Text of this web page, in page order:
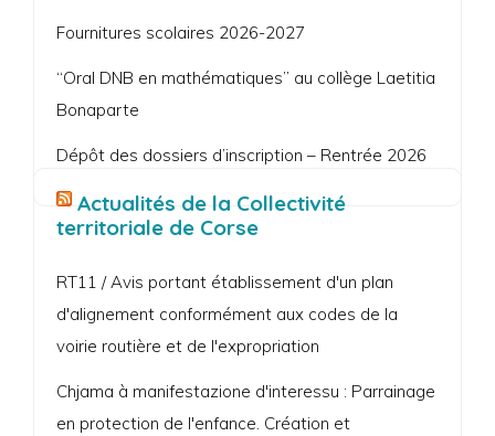
Fournitures scolaires 2026-2027
“Oral DNB en mathématiques” au collège Laetitia
Bonaparte
Dépôt des dossiers d’inscription – Rentrée 2026
Actualités de la Collectivité
territoriale de Corse
RT11 / Avis portant établissement d'un plan
d'alignement conformément aux codes de la
voirie routière et de l'expropriation
Chjama à manifestazione d'interessu : Parrainage
en protection de l'enfance. Création et